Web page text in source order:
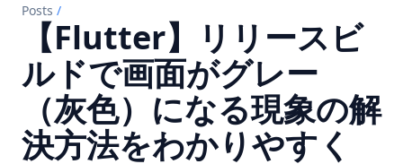
Posts /
【Flutter】リリースビ
ルドで画面がグレー
（灰色）になる現象の解
決方法をわかりやすく